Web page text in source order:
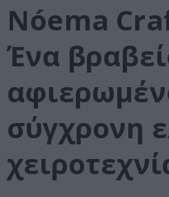
Nóema
Ένα
σύγχρονη